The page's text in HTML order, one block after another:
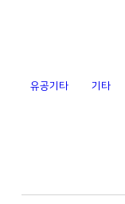
유공기타 기타